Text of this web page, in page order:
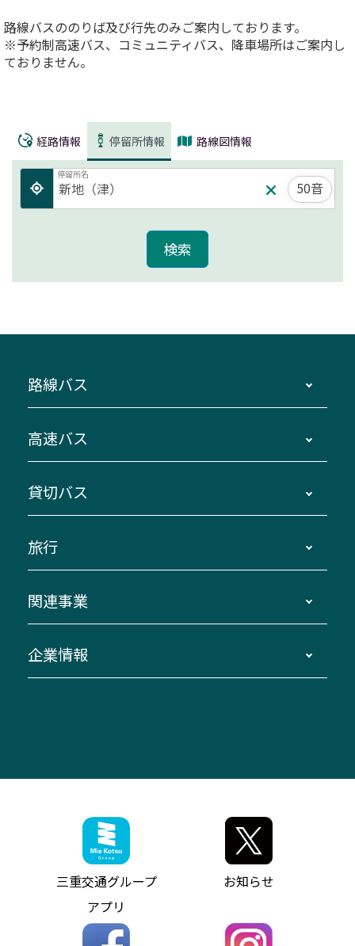
路線バスののりば及び行先のみご案内しております。
※予約制高速バス、コミュニティバス、降車場所はご案内し
ておりません。
経路情報 停留所情報 路線図情報
停留所名
50音
路線バス
主要停留所案内図・時刻表
路線バスのご利用方法
三重交通接近情報バスロケーションシステム
ダイヤ改正情報
迂回・休止について
臨時バスについて
伊勢二見鳥羽周遊バスCANばす
「みえブルーライン」（三重大学病院直通バ
神都ライナー
ミジュマルのラッピングバス（鈴鹿管内）
参宮バス
神都バス
パールシャトル
バス情報の見える化
高速バス
南紀・VISON～横浜・東京・埼玉
伊賀～名古屋
南紀～VISON～名古屋
湯の山温泉～名古屋
桑名・長島温泉・金城ふ頭駅～中部国際空港
（休止中）
お客様駐車場のご案内
アイコンの説明
インターネット予約
よくあるご質問
お問い合わせ
貸切バス
貸切バスのご利用について
お問い合わせ
旅行
貸切バス団体旅行
美し国周遊ばす
関連事業
自家用自動車車両運行管理
ザ・バスコレクション三重交通バスセット
三重交通公式グッズ
企業情報
ファンコーナー
お問い合わせ
お知らせ・最新情報一覧
ニュースリリース
お問い合わせ
三重交通グループ
アプリ
お知らせ